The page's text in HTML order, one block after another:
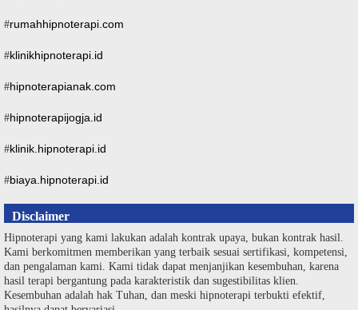
#rumahhipnoterapi.com
#klinikhipnoterapi.id
#hipnoterapianak.com
#hipnoterapijogja.id
#klinik.hipnoterapi.id
#biaya.hipnoterapi.id
Disclaimer
Hipnoterapi yang kami lakukan adalah kontrak upaya, bukan kontrak hasil.
Kami berkomitmen memberikan yang terbaik sesuai sertifikasi, kompetensi,
dan pengalaman kami. Kami tidak dapat menjanjikan kesembuhan, karena
hasil terapi bergantung pada karakteristik dan sugestibilitas klien.
Kesembuhan adalah hak Tuhan, dan meski hipnoterapi terbukti efektif,